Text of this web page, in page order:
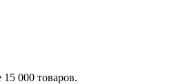
15 000 товаров.